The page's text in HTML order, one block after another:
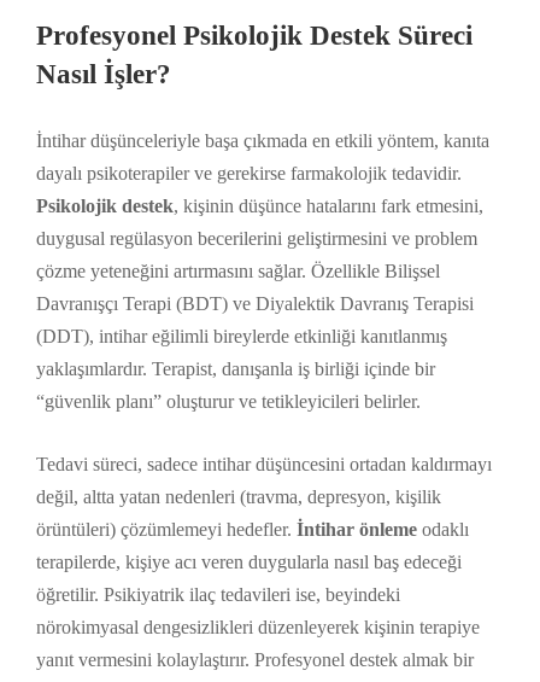
Profesyonel Psikolojik Destek Süreci
Nasıl İşler?
İntihar düşünceleriyle başa çıkmada en etkili yöntem, kanıta
dayalı psikoterapiler ve gerekirse farmakolojik tedavidir.
Psikolojik destek, kişinin düşünce hatalarını fark etmesini,
duygusal regülasyon becerilerini geliştirmesini ve problem
çözme yeteneğini artırmasını sağlar. Özellikle Bilişsel
Davranışçı Terapi (BDT) ve Diyalektik Davranış Terapisi
(DDT), intihar eğilimli bireylerde etkinliği kanıtlanmış
yaklaşımlardır. Terapist, danışanla iş birliği içinde bir
“güvenlik planı” oluşturur ve tetikleyicileri belirler.
Tedavi süreci, sadece intihar düşüncesini ortadan kaldırmayı
değil, altta yatan nedenleri (travma, depresyon, kişilik
örüntüleri) çözümlemeyi hedefler. İntihar önleme odaklı
terapilerde, kişiye acı veren duygularla nasıl baş edeceği
öğretilir. Psikiyatrik ilaç tedavileri ise, beyindeki
nörokimyasal dengesizlikleri düzenleyerek kişinin terapiye
yanıt vermesini kolaylaştırır. Profesyonel destek almak bir